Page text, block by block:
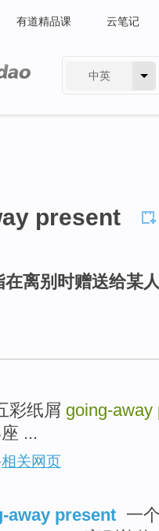
有道精品课 云笔记
中英
present
离别时赠送给某
彩纸屑 going-
...
相关网页
away present 一